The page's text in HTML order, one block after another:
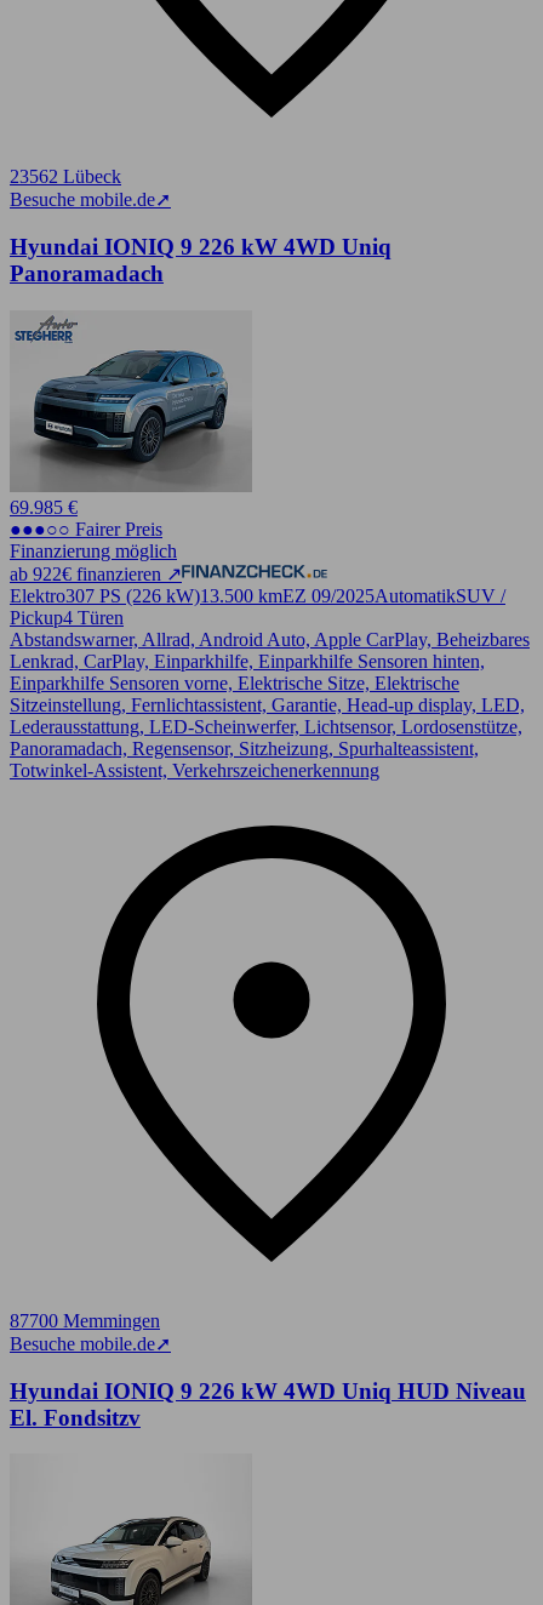
23562 Lübeck
Besuche mobile.de➚
Hyundai IONIQ 9 226 kW 4WD Uniq
Panoramadach
69.985 €
●●●○○ Fairer Preis
Finanzierung möglich
ab 922€ finanzieren ↗
Elektro307 PS (226 kW)13.500 kmEZ 09/2025AutomatikSUV /
Pickup4 Türen
Abstandswarner, Allrad, Android Auto, Apple CarPlay, Beheizbares
Lenkrad, CarPlay, Einparkhilfe, Einparkhilfe Sensoren hinten,
Einparkhilfe Sensoren vorne, Elektrische Sitze, Elektrische
Sitzeinstellung, Fernlichtassistent, Garantie, Head-up display, LED,
Lederausstattung, LED-Scheinwerfer, Lichtsensor, Lordosenstütze,
Panoramadach, Regensensor, Sitzheizung, Spurhalteassistent,
Totwinkel-Assistent, Verkehrszeichenerkennung
87700 Memmingen
Besuche mobile.de➚
Hyundai IONIQ 9 226 kW 4WD Uniq HUD Niveau
El. Fondsitzv